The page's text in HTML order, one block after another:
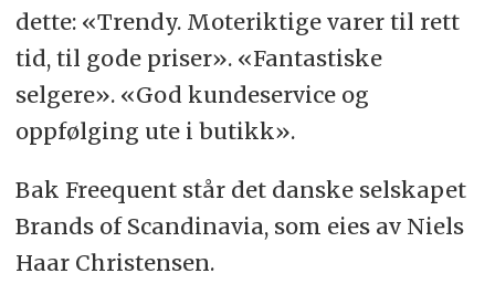
dette: «Trendy. Moteriktige varer til rett
tid, til gode priser». «Fantastiske
selgere». «God kundeservice og
oppfølging ute i butikk».
Bak Freequent står det danske selskapet
Brands of Scandinavia, som eies av Niels
Haar Christensen.